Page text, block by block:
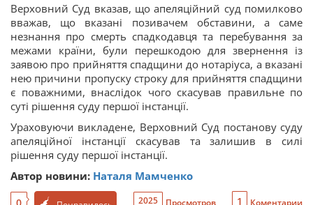
Верховний Суд вказав, що апеляційний суд помилково
вважав, що вказані позивачем обставини, а саме
незнання про смерть спадкодавця та перебування за
межами країни, були перешкодою для звернення із
заявою про прийняття спадщини до нотаріуса, а вказані
нею причини пропуску строку для прийняття спадщини
є поважними, внаслідок чого скасував правильне по
суті рішення суду першої інстанції.
Ураховуючи викладене, Верховний Суд постанову суду
апеляційної інстанції скасував та залишив в силі
рішення суду першої інстанції.
Автор новини: Наталя Мамченко
2025 Просмотров 1 Коментарии